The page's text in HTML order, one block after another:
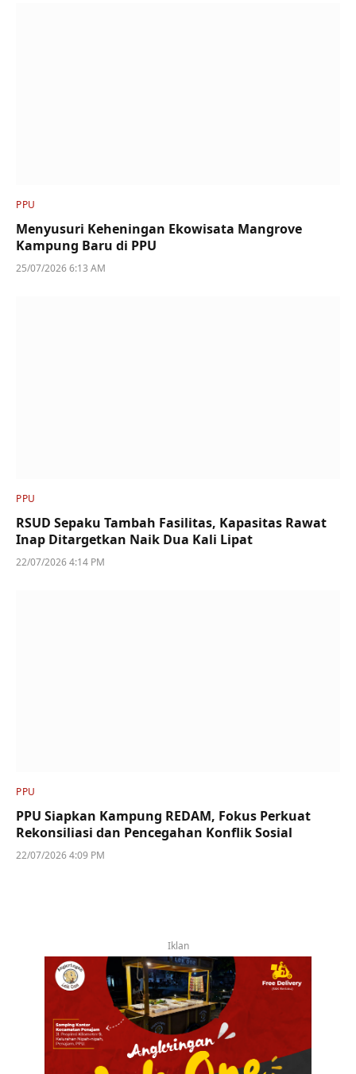
PPU
Menyusuri Keheningan Ekowisata Mangrove
Kampung Baru di PPU
25/07/2026 6:13 AM
PPU
RSUD Sepaku Tambah Fasilitas, Kapasitas Rawat
Inap Ditargetkan Naik Dua Kali Lipat
22/07/2026 4:14 PM
PPU
PPU Siapkan Kampung REDAM, Fokus Perkuat
Rekonsiliasi dan Pencegahan Konflik Sosial
22/07/2026 4:09 PM
Iklan